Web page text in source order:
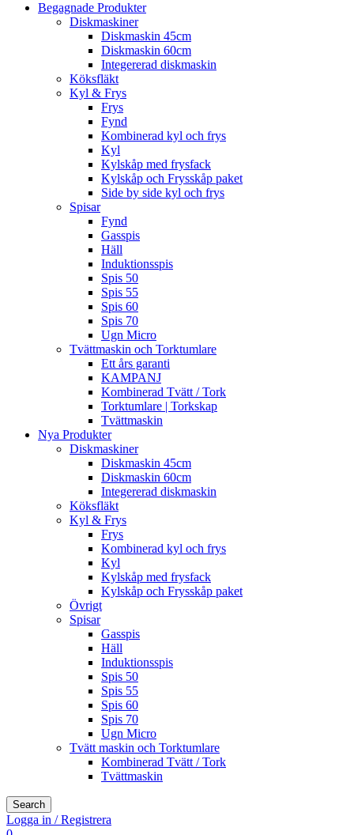
Begagnade Produkter
Diskmaskiner
Diskmaskin 45cm
Diskmaskin 60cm
Integererad diskmaskin
Köksfläkt
Kyl & Frys
Frys
Fynd
Kombinerad kyl och frys
Kyl
Kylskåp med frysfack
Kylskåp och Frysskåp paket
Side by side kyl och frys
Spisar
Fynd
Gasspis
Häll
Induktionsspis
Spis 50
Spis 55
Spis 60
Spis 70
Ugn Micro
Tvättmaskin och Torktumlare
Ett års garanti
KAMPANJ
Kombinerad Tvätt / Tork
Torktumlare | Torkskap
Tvättmaskin
Nya Produkter
Diskmaskiner
Diskmaskin 45cm
Diskmaskin 60cm
Integererad diskmaskin
Köksfläkt
Kyl & Frys
Frys
Kombinerad kyl och frys
Kyl
Kylskåp med frysfack
Kylskåp och Frysskåp paket
Övrigt
Spisar
Gasspis
Häll
Induktionsspis
Spis 50
Spis 55
Spis 60
Spis 70
Ugn Micro
Tvätt maskin och Torktumlare
Kombinerad Tvätt / Tork
Tvättmaskin
Search
Logga in / Registrera